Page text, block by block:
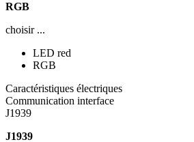
RGB
choisir ...
LED red
RGB
Caractéristiques électriques
Communication interface
J1939
J1939